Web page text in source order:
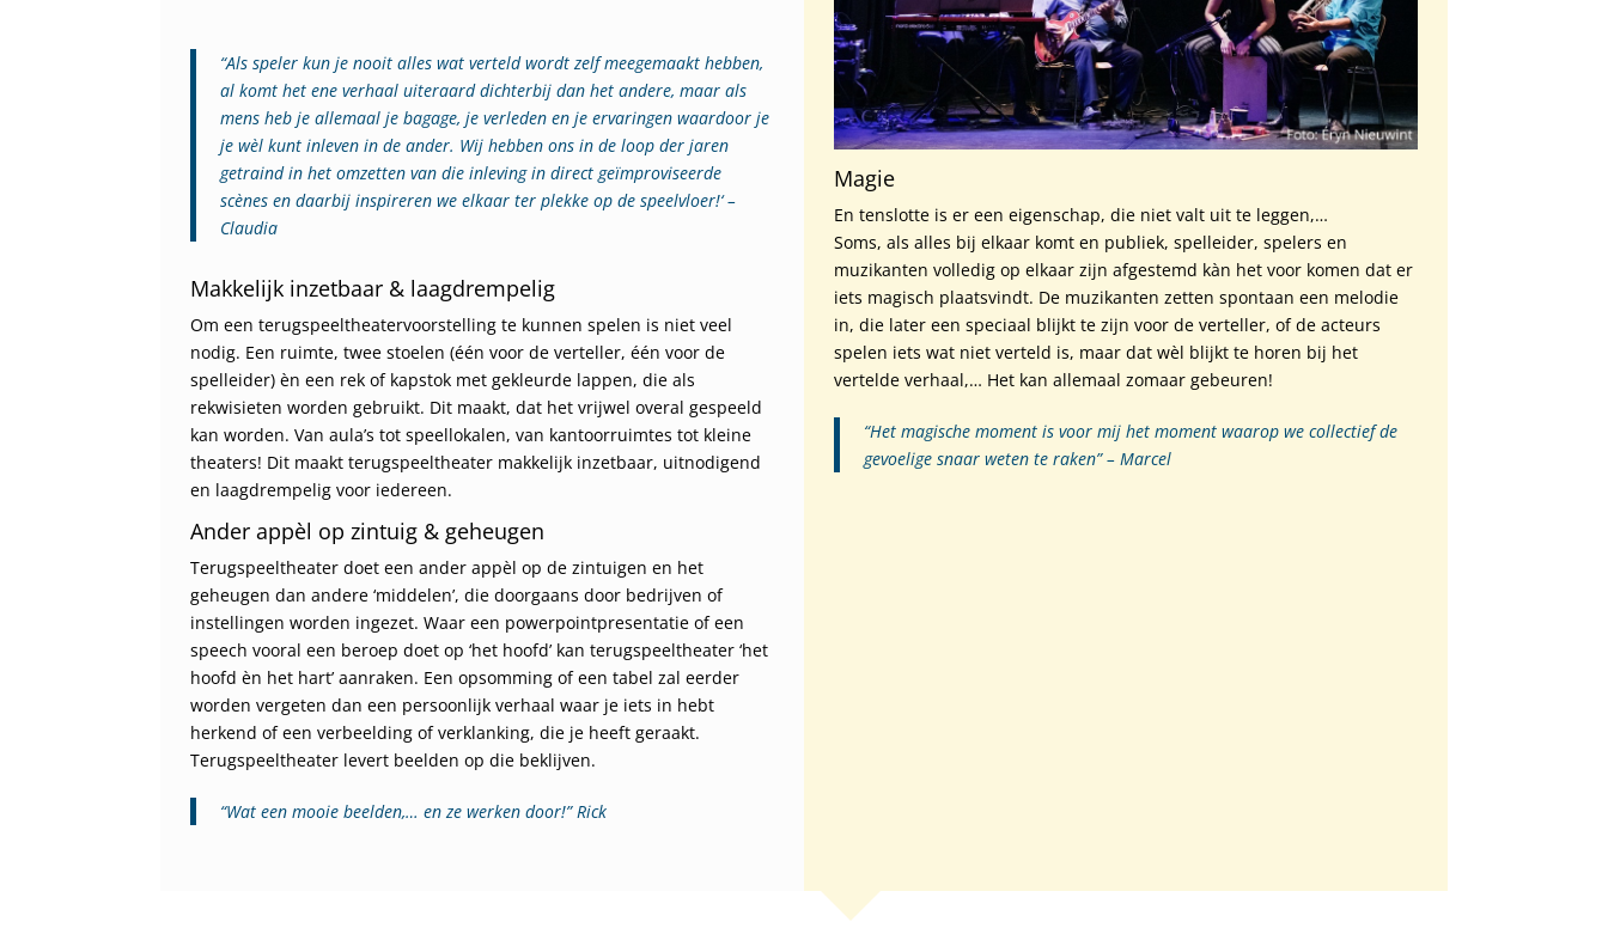
“Als speler kun je nooit alles wat verteld wordt zelf meegemaakt hebben,
al komt het ene verhaal uiteraard dichterbij dan het andere, maar als
mens heb je allemaal je bagage, je verleden en je ervaringen waardoor je
je wèl kunt inleven in de ander. Wij hebben ons in de loop der jaren
getraind in het omzetten van die inleving in direct geïmproviseerde
scènes en daarbij inspireren we elkaar ter plekke op de speelvloer!‘ –
Claudia
Makkelijk inzetbaar & laagdrempelig
Om een terugspeeltheatervoorstelling te kunnen spelen is niet veel
nodig. Een ruimte, twee stoelen (één voor de verteller, één voor de
spelleider) èn een rek of kapstok met gekleurde lappen, die als
rekwisieten worden gebruikt. Dit maakt, dat het vrijwel overal gespeeld
kan worden. Van aula’s tot speellokalen, van kantoorruimtes tot kleine
theaters! Dit maakt terugspeeltheater makkelijk inzetbaar, uitnodigend
en laagdrempelig voor iedereen.
Ander appèl op zintuig & geheugen
Terugspeeltheater doet een ander appèl op de zintuigen en het
geheugen dan andere ‘middelen’, die doorgaans door bedrijven of
instellingen worden ingezet. Waar een powerpointpresentatie of een
speech vooral een beroep doet op ‘het hoofd’ kan terugspeeltheater ‘het
hoofd èn het hart’ aanraken. Een opsomming of een tabel zal eerder
worden vergeten dan een persoonlijk verhaal waar je iets in hebt
herkend of een verbeelding of verklanking, die je heeft geraakt.
Terugspeeltheater levert beelden op die beklijven.
“Wat een mooie beelden,… enze werken door!” Rick
Magie
En tenslotte is er een eigenschap, die niet valt uit te leggen,…
Soms, als alles bij elkaar komt en publiek, spelleider, spelers en
muzikanten volledig op elkaar zijn afgestemd kàn het voor komen dat er
iets magisch plaatsvindt. De muzikanten zetten spontaan een melodie
in, die later een speciaal blijkt te zijn voor de verteller, of de acteurs
spelen iets wat niet verteld is, maar dat wèl blijkt te horen bij het
vertelde verhaal,… Het kan allemaal zomaar gebeuren!
“Het magische moment is voor mij het moment waarop we collectief de
gevoelige snaar weten te raken” – Marcel